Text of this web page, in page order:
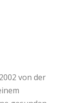
von der